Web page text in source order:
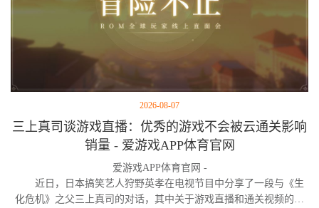
2026-08-07
三上真司谈游戏直播：优秀的游戏不会被云通关影响
销量 - 爱游戏APP体育官网
爱游戏APP体育官网 -
近日，日本搞笑艺人狩野英孝在电视节目中分享了一段与《生
化危机》之父三上真司的对话，其中关于游戏直播和通关视频的看